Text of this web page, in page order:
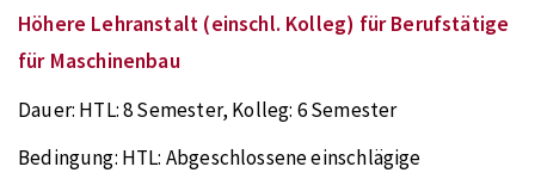
Höhere Lehranstalt (einschl. Kolleg) für Berufstätige
für Maschinenbau
Dauer: HTL: 8 Semester, Kolleg: 6 Semester
Bedingung: HTL: Abgeschlossene einschlägige